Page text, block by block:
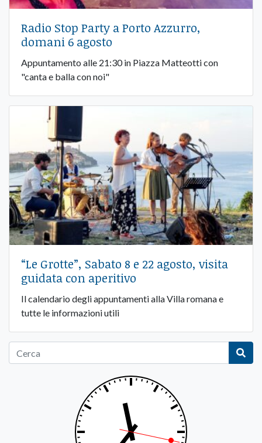
Radio Stop Party a Porto Azzurro,
domani 6 agosto
Appuntamento alle 21:30 in Piazza Matteotti con
"canta e balla con noi"
“Le Grotte”, Sabato 8 e 22 agosto, visita
guidata con aperitivo
Il calendario degli appuntamenti alla Villa romana e
tutte le informazioni utili